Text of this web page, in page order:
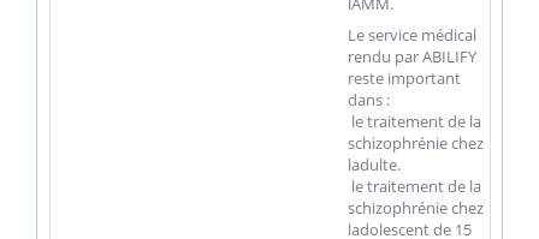
Le service médical
rendu par ABILIFY
reste important
dans :
 le traitement de la
schizophrénie chez
ladulte.
 le traitement de la
schizophrénie chez
ladolescent de 15